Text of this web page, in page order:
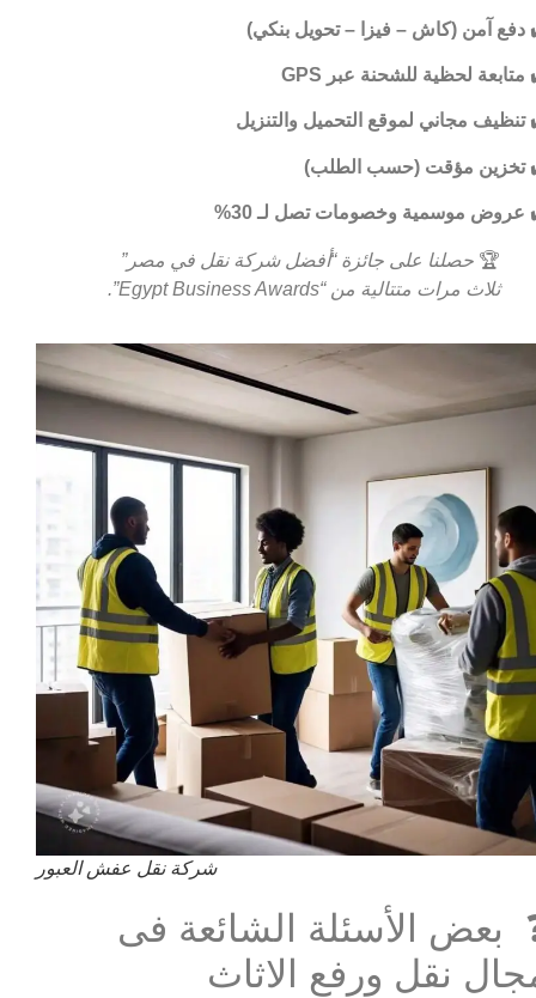
دفع آمن (كاش – فيزا – تحويل بنكي)
متابعة لحظية للشحنة عبر GPS
تنظيف مجاني لموقع التحميل والتنزيل
تخزين مؤقت (حسب الطلب)
عروض موسمية وخصومات تصل لـ 30%
🏆 حصلنا على جائزة “أفضل شركة نقل في مصر”
ثلاث مرات متتالية من “Egypt Business Awards”.
شركة نقل عفش العبور
بعض الأسئلة الشائعة فى
نقل ورفع الاثاث